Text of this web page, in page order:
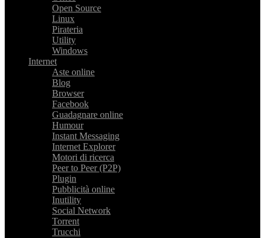
Open Source
Linux
Pirateria
Utility
Windows
Internet
Aste online
Blog
Browser
Facebook
Guadagnare online
Humour
Instant Messaging
Internet Explorer
Motori di ricerca
Peer to Peer (P2P)
Plugin
Pubblicità online
Inutility
Social Network
Torrent
Trucchi